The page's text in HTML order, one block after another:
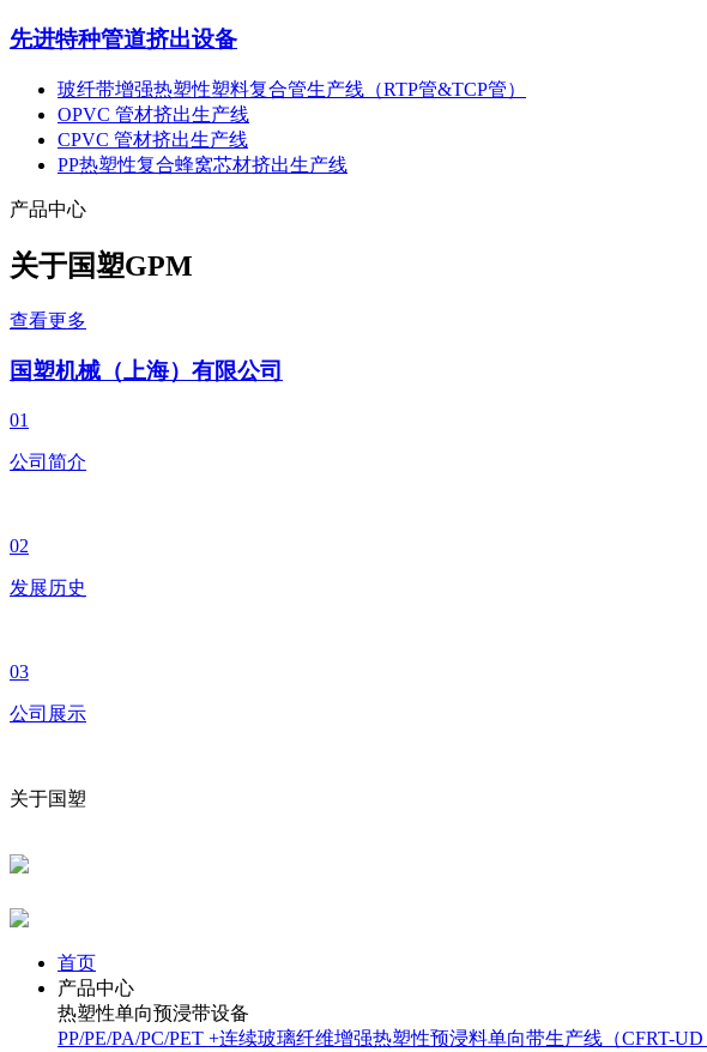
先进特种管道挤出设备
玻纤带增强热塑性塑料复合管生产线（RTP管&TCP管）
OPVC 管材挤出生产线
CPVC 管材挤出生产线
PP热塑性复合蜂窝芯材挤出生产线
产品中心
关于国塑GPM
查看更多
国塑机械（上海）有限公司
01
公司简介
02
发展历史
03
公司展示
关于国塑
首页
产品中心
热塑性单向预浸带设备
PP/PE/PA/PC/PET +连续玻璃纤维增强热塑性预浸料单向带生产线（CFRT-UD